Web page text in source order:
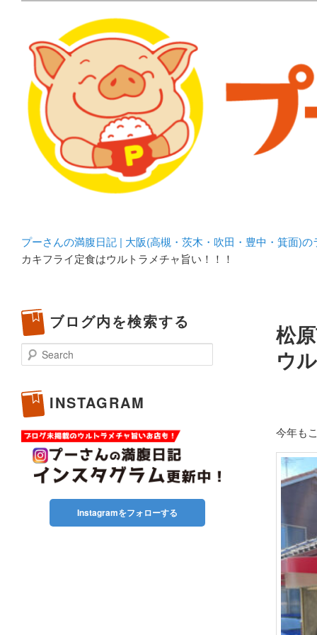
プーさんの満腹日記 |
豊中・箕面)のランチ＆
化してます。
プーさんの満腹日記 | 大阪(高槻・茨木・吹田・豊中・箕面)
カキフライ定食はウルトラメチャ旨い！！！
松
ウ
今年も
ブログ内を検索する
Search
INSTAGRAM
Instagramをフォローする